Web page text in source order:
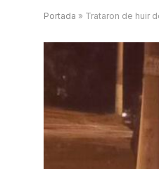
Portada » Trataron de huir